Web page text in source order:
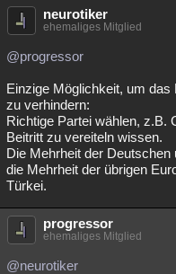
neurotiker
ehemaliges Mitglied
@progressor
Einzige Möglichkeit, um
zu verhindern:
Richtige Partei wählen, z.B.
Beitritt zu vereiteln wissen.
Die Mehrheit der
die Mehrheit der übrigen
Türkei.
progressor
ehemaliges Mitglied
@neurotiker